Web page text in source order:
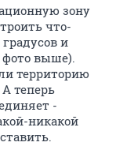
зону
что-
и
выше).
территорию
теперь
-
никакой